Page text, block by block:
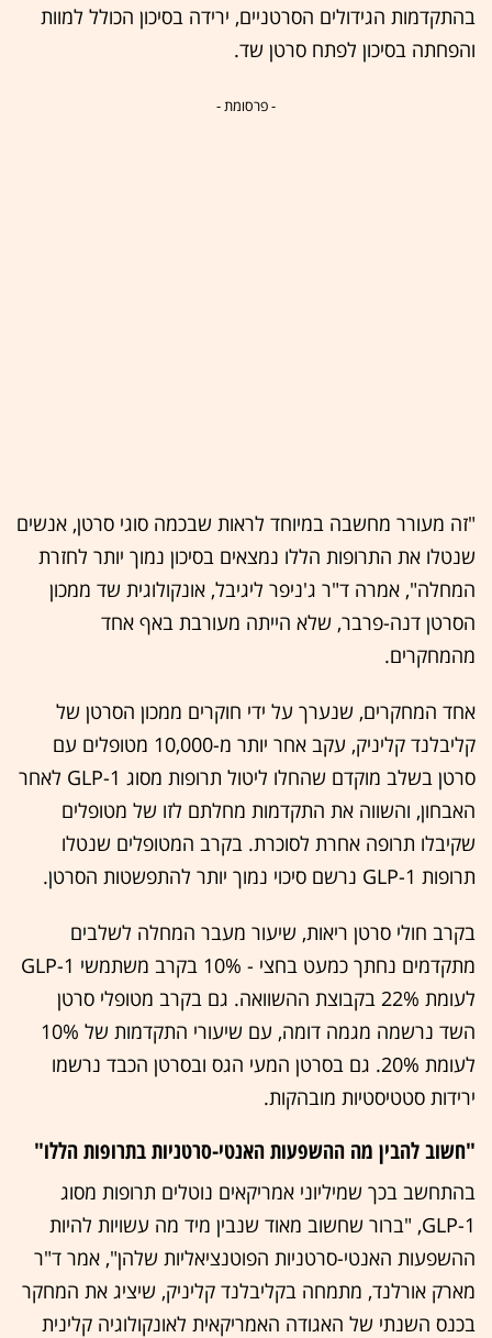
בהתקדמות הגידולים הסרטניים, ירידה בסיכון הכולל למוות
והפחתה בסיכון לפתח סרטן שד.
- פרסומת -
"זה מעורר מחשבה במיוחד לראות שבכמה סוגי סרטן, אנשים
שנטלו את התרופות הללו נמצאים בסיכון נמוך יותר לחזרת
המחלה", אמרה ד"ר ג'ניפר ליגיבל, אונקולוגית שד ממכון
הסרטן דנה-פרבר, שלא הייתה מעורבת באף אחד
מהמחקרים.
אחד המחקרים, שנערך על ידי חוקרים ממכון הסרטן של
קליבלנד קליניק, עקב אחר יותר מ-10,000 מטופלים עם
סרטן בשלב מוקדם שהחלו ליטול תרופות מסוג GLP-1 לאחר
האבחון, והשווה את התקדמות מחלתם לזו של מטופלים
שקיבלו תרופה אחרת לסוכרת. בקרב המטופלים שנטלו
תרופות GLP-1 נרשם סיכוי נמוך יותר להתפשטות הסרטן.
בקרב חולי סרטן ריאות, שיעור מעבר המחלה לשלבים
מתקדמים נחתך כמעט בחצי - 10% בקרב משתמשי GLP-1
לעומת 22% בקבוצת ההשוואה. גם בקרב מטופלי סרטן
השד נרשמה מגמה דומה, עם שיעורי התקדמות של 10%
לעומת 20%. גם בסרטן המעי הגס ובסרטן הכבד נרשמו
ירידות סטטיסטיות מובהקות.
"חשוב להבין מה ההשפעות האנטי-סרטניות בתרופות הללו"
בהתחשב בכך שמיליוני אמריקאים נוטלים תרופות מסוג
GLP-1, "ברור שחשוב מאוד שנבין מיד מה עשויות להיות
ההשפעות האנטי-סרטניות הפוטנציאליות שלהן", אמר ד"ר
מארק אורלנד, מתמחה בקליבלנד קליניק, שיציג את המחקר
בכנס השנתי של האגודה האמריקאית לאונקולוגיה קלינית